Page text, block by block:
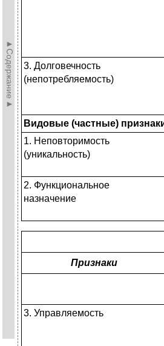
►Содержание►
3. Долговечность
(непотребляемость)
Видовые (частные)
1. Неповторимость
(уникальность)
2. Функциональное
назначение
Признаки
3. Управляемость